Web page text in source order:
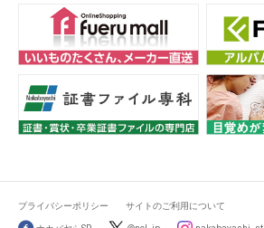
プライバシーポリシー サイトのご利用について